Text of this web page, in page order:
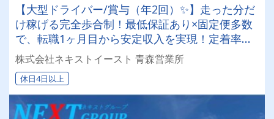
【大型ドライバー/賞与（年2回）✨】走った分だ
け稼げる完全歩合制！最低保証あり×固定便多数
で、転職1ヶ月目から安定収入を実現！定着率抜
群の安定企業で働きませんか？✨
株式会社ネキストイースト 青森営業所
休日4日以上